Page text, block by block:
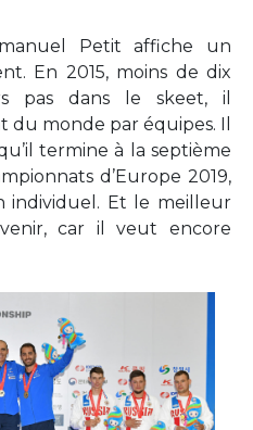
Petit affiche un
En 2015, moins de dix
pas dans le skeet, il
monde par équipes. Il
termine à la septième
d’Europe 2019,
individuel. Et le meilleur
car il veut encore